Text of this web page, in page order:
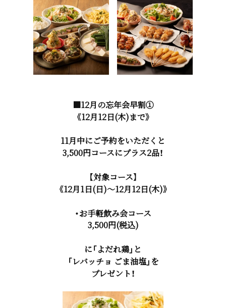
■12月の忘年会早割①
《12月12日(木)まで》
11月中にご予約をいただくと
3,500円コースにプラス2品！
【対象コース】
《12月1日(日)～12月12日(木)》
・お手軽飲み会コース
3,500円(税込)
に「よだれ鶏」と
「レバッチョ ごま油塩」を
プレゼント！